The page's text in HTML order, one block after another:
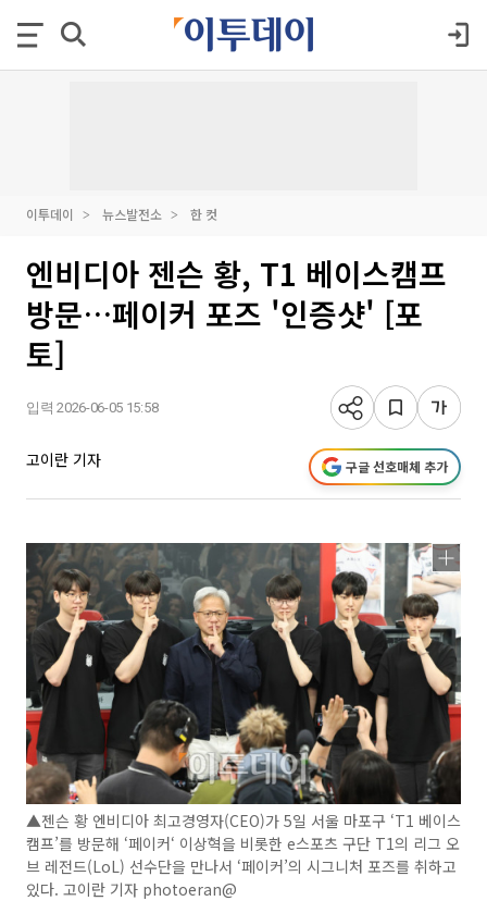
이투데이 뉴스발전소 한 컷
엔비디아 젠슨 황, T1 베이스캠프
방문…페이커 포즈 '인증샷' [포
토]
입력 2026-06-05 15:58
고이란 기자 구글 선호매체 추가
▲젠슨 황 엔비디아 최고경영자(CEO)가 5일 서울 마포구 ‘T1 베이스
캠프’를 방문해 ‘페이커‘ 이상혁을 비롯한 e스포츠 구단 T1의 리그 오
브 레전드(LoL) 선수단을 만나서 ‘페이커’의 시그니처 포즈를 취하고
있다. 고이란 기자 photoeran@